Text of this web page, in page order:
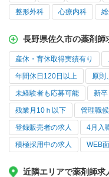
整形外科 心療内科
長野県佐久市の薬剤師
産休・育休取得実績有り
年間休日120日以上 原則
未経験者も応募可能 新
残業月10ｈ以下 管理職
登録販売者の求人 4月入
積極採用中の求人 WEB
近隣エリアで薬剤師求